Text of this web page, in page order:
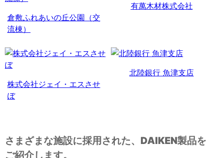
倉敷ふれあいの丘公園（交
流棟）
有萬木材株式会社
株式会社ジェイ・エスさせ
ぼ
北陸銀行 魚津支店
さまざまな施設に採用された、DAIKEN製品を
ご紹介します。